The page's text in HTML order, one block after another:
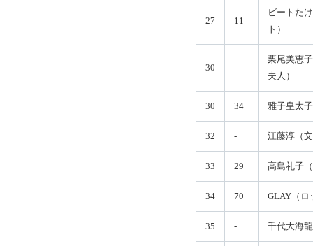
27 11
ビートた
ト）
30 -
栗尾美恵
夫人）
30 34 雅子皇太
32 - 江藤淳（
33 29 高島礼子
34 70 GLAY（ロ
35 - 千代大海